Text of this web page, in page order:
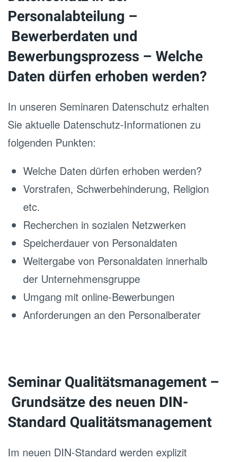
Personalabteilung –
Bewerberdaten und
Bewerbungsprozess – Welche
Daten dürfen erhoben werden?
In unseren Seminaren Datenschutz erhalten
Sie aktuelle Datenschutz-Informationen zu
folgenden Punkten:
Welche Daten dürfen erhoben werden?
Vorstrafen, Schwerbehinderung, Religion
etc.
Recherchen in sozialen Netzwerken
Speicherdauer von Personaldaten
Weitergabe von Personaldaten innerhalb
der Unternehmensgruppe
Umgang mit online-Bewerbungen
Anforderungen an den Personalberater
Seminar Qualitätsmanagement –
Grundsätze des neuen DIN-
Standard Qualitätsmanagement
Im neuen DIN-Standard werden explizit